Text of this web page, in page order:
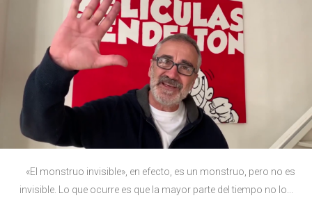
«El monstruo invisible», en efecto, es un monstruo, pero no es
invisible. Lo que ocurre es que la mayor parte del tiempo no lo...